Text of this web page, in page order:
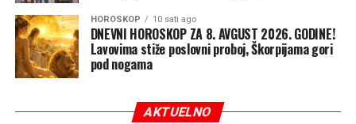
Nove uredbe su pažljivije ograničene od Trampovog
prethodnog pokušaja, ali to ne znači da će izbjeći sudske
sporove.
izuzetaka koje američko pravo već priznaje i da
HOROSKOP 10 sati ago
DNEVNI HOROSKOP ZA 8. AVGUST 2026. GODINE!
Lavovima stiže poslovni proboj, Škorpijama gori
pod nogama
AKTUELNO